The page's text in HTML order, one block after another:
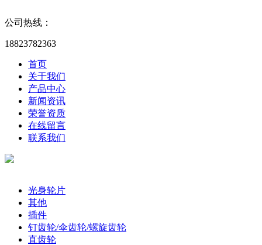
公司热线：
18823782363
首页
关于我们
产品中心
新闻资讯
荣誉资质
在线留言
联系我们
光身轮片
其他
插件
钉齿轮/伞齿轮/螺旋齿轮
直齿轮